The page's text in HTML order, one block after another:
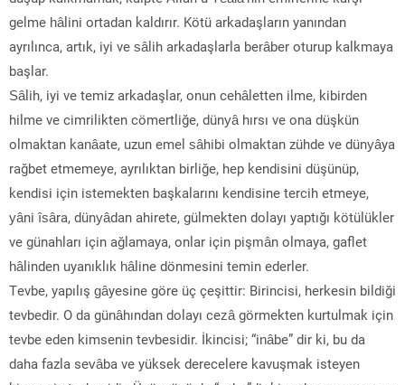
gelme hâlini ortadan kaldırır. Kötü arkadaşların yanından
ayrılınca, artık, iyi ve sâlih arkadaşlarla berâber oturup kalkmaya
başlar.
Sâlih, iyi ve temiz arkadaşlar, onun cehâletten ilme, kibirden
hilme ve cimrilikten cömertliğe, dünyâ hırsı ve ona düşkün
olmaktan kanâate, uzun emel sâhibi olmaktan zühde ve dünyâya
rağbet etmemeye, ayrılıktan birliğe, hep kendisini düşünüp,
kendisi için istemekten başkalarını kendisine tercih etmeye,
yâni îsâra, dünyâdan ahirete, gülmekten dolayı yaptığı kötülükler
ve günahları için ağlamaya, onlar için pişmân olmaya, gaflet
hâlinden uyanıklık hâline dönmesini temin ederler.
Tevbe, yapılış gâyesine göre üç çeşittir: Birincisi, herkesin bildiği
tevbedir. O da günâhından dolayı cezâ görmekten kurtulmak için
tevbe eden kimsenin tevbesidir. İkincisi; “inâbe” dir ki, bu da
daha fazla sevâba ve yüksek derecelere kavuşmak isteyen